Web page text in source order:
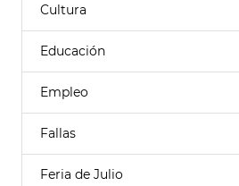
Cultura
Educación
Empleo
Fallas
Feria de Julio